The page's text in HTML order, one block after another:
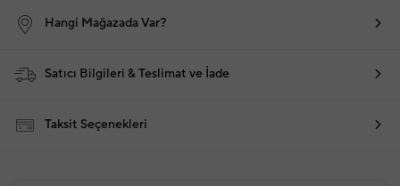
çizgileri ve kırışıklıkları önemli ölçüde azalttığı klinik olarak
parlak bir yüzeyle uzun süreli nemlendirme sağlar
Hangi Mağazada Var?
Satıcı Bilgileri & Teslimat ve İade
Taksit Seçenekleri